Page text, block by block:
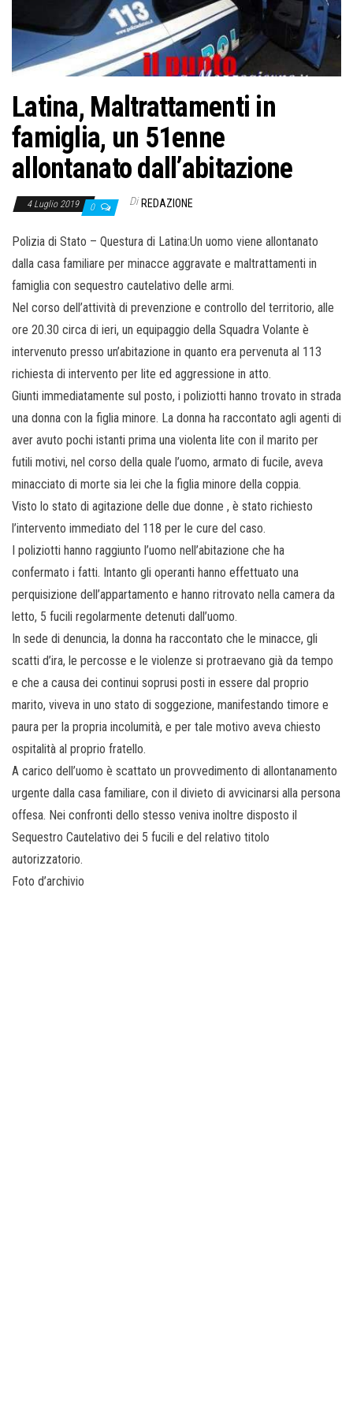
Latina, Maltrattamenti in
famiglia, un 51enne
allontanato dall’abitazione
4 Luglio 2019 0 Di REDAZIONE
Polizia di Stato – Questura di Latina:Un uomo viene allontanato
dalla casa familiare per minacce aggravate e maltrattamenti in
famiglia con sequestro cautelativo delle armi.
Nel corso dell’attività di prevenzione e controllo del territorio, alle
ore 20.30 circa di ieri, un equipaggio della Squadra Volante è
intervenuto presso un’abitazione in quanto era pervenuta al 113
richiesta di intervento per lite ed aggressione in atto.
Giunti immediatamente sul posto, i poliziotti hanno trovato in strada
una donna con la figlia minore. La donna ha raccontato agli agenti di
aver avuto pochi istanti prima una violenta lite con il marito per
futili motivi, nel corso della quale l’uomo, armato di fucile, aveva
minacciato di morte sia lei che la figlia minore della coppia.
Visto lo stato di agitazione delle due donne , è stato richiesto
l’intervento immediato del 118 per le cure del caso.
I poliziotti hanno raggiunto l’uomo nell’abitazione che ha
confermato i fatti. Intanto gli operanti hanno effettuato una
perquisizione dell’appartamento e hanno ritrovato nella camera da
letto, 5 fucili regolarmente detenuti dall’uomo.
In sede di denuncia, la donna ha raccontato che le minacce, gli
scatti d’ira, le percosse e le violenze si protraevano già da tempo
e che a causa dei continui soprusi posti in essere dal proprio
marito, viveva in uno stato di soggezione, manifestando timore e
paura per la propria incolumità, e per tale motivo aveva chiesto
ospitalità al proprio fratello.
A carico dell’uomo è scattato un provvedimento di allontanamento
urgente dalla casa familiare, con il divieto di avvicinarsi alla persona
offesa. Nei confronti dello stesso veniva inoltre disposto il
Sequestro Cautelativo dei 5 fucili e del relativo titolo
autorizzatorio.
Foto d’archivio